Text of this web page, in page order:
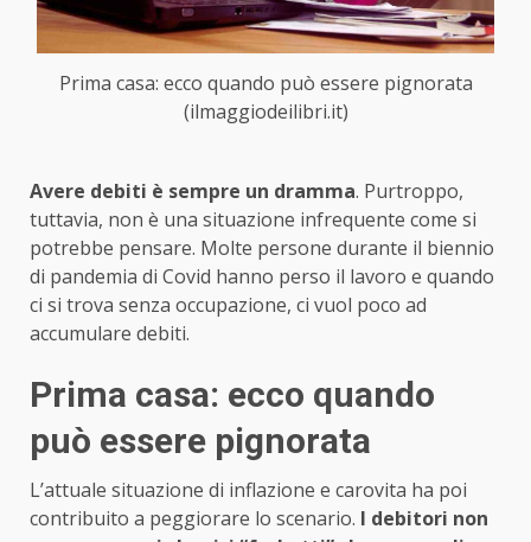
Prima casa: ecco quando può essere pignorata
(ilmaggiodeilibri.it)
Avere debiti è sempre un dramma. Purtroppo,
tuttavia, non è una situazione infrequente come si
potrebbe pensare. Molte persone durante il biennio
di pandemia di Covid hanno perso il lavoro e quando
ci si trova senza occupazione, ci vuol poco ad
accumulare debiti.
Prima casa: ecco quando
può essere pignorata
L’attuale situazione di inflazione e carovita ha poi
contribuito a peggiorare lo scenario. I debitori non